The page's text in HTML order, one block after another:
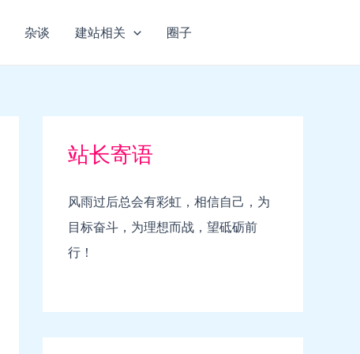
杂谈 建站相关 圈子
站长寄语
风雨过后总会有彩虹，相信自己，为
目标奋斗，为理想而战，望砥砺前
行！